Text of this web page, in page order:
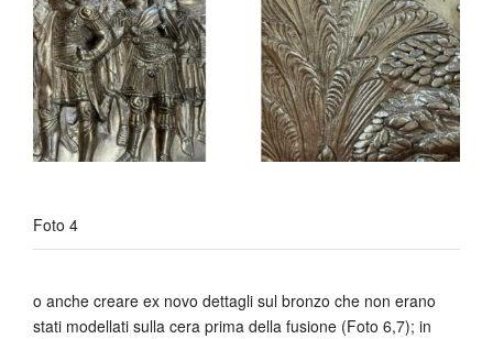
Foto 4
o anche creare ex novo dettagli sul bronzo che non erano
stati modellati sulla cera prima della fusione (Foto 6,7); in